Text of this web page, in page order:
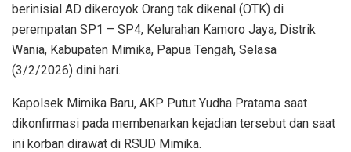
berinisial AD dikeroyok Orang tak dikenal (OTK) di
perempatan SP1 – SP4, Kelurahan Kamoro Jaya, Distrik
Wania, Kabupaten Mimika, Papua Tengah, Selasa
(3/2/2026) dini hari.
Kapolsek Mimika Baru, AKP Putut Yudha Pratama saat
dikonfirmasi pada membenarkan kejadian tersebut dan saat
ini korban dirawat di RSUD Mimika.